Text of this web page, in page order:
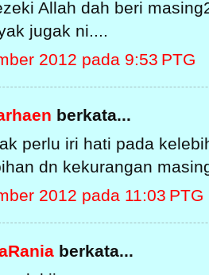
Allah dah beri
jugak ni....
2012 pada 9:53 PTG
berkata...
perlu iri hati pada
dn kekurangan
2012 pada 11:03 PTG
berkata...